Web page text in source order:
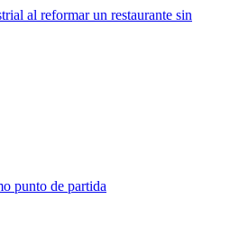
al reformar un restaurante sin
punto de partida